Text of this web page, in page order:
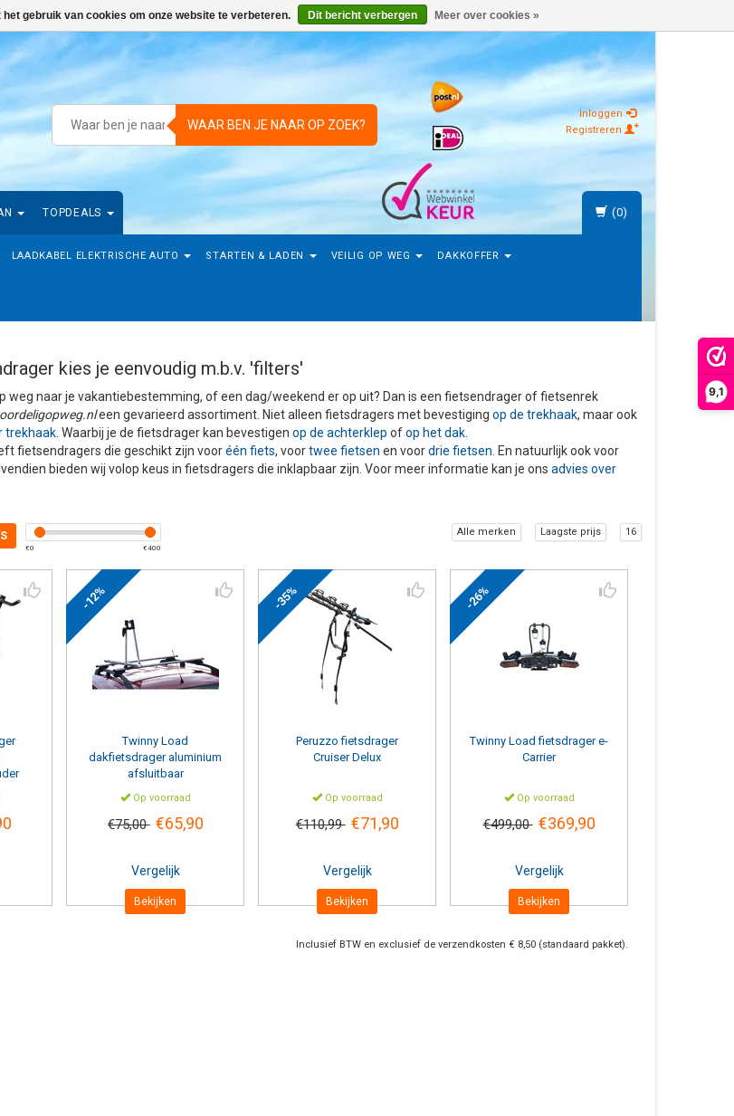
9,1
WAAR BEN JE NAAR OP ZOEK?
Inloggen
Registreren
LAADKABEL ELEKTRISCHE AUTO STARTEN & LADEN VEILIG OP WEG DAKKOFFER
TOPDEALS (0)
kies je eenvoudig m.b.v. 'filters'
weg naar je vakantiebestemming, of een dag/weekend er op uit? Dan is een fietsendrager of fietsenrek
een gevarieerd assortiment. Niet alleen fietsdragers met bevestiging op de trekhaak, maar ook
trekhaak. Waarbij je de fietsdrager kan bevestigen op de achterklep ofop het dak.
fietsendragers die geschikt zijn vooréén fiets, voortwee fietsen en voordrie fietsen . En natuurlijk ook voor
bieden wij volop keus in fietsdragers die inklapbaar zijn. Voor meer informatie kan je ons advies over
€0 €400
Alle merken Laagste prijs 16
Aantal fietsen
(3)
2 fietsen
(1)
-12%
Twinny Load
dakfietsdrager aluminium
afsluitbaar
Op voorraad
€75,00 €65,90
Vergelijk
Bekijken
-35%
Peruzzo fietsdrager
Cruiser Delux
Op voorraad
€110,99 €71,90
Vergelijk
Bekijken
-26%
Twinny Load fietsdrager e-
Carrier
Op voorraad
€499,00 €369,90
Vergelijk
Bekijken
Inclusief BTW en exclusief de verzendkosten € 8,50 (standaard pakket).
gebruik van cookies om onze website te verbeteren. Dit bericht verbergen Meer over cookies »